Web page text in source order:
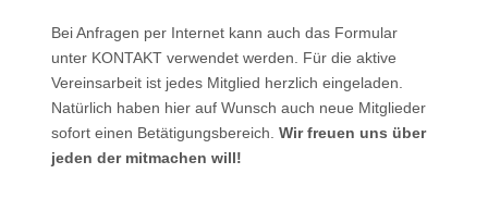
Bei Anfragen per Internet kann auch das Formular
unter KONTAKT verwendet werden. Für die aktive
Vereinsarbeit ist jedes Mitglied herzlich eingeladen.
Natürlich haben hier auf Wunsch auch neue Mitglieder
sofort einen Betätigungsbereich. Wir freuen uns über
jeden der mitmachen will!